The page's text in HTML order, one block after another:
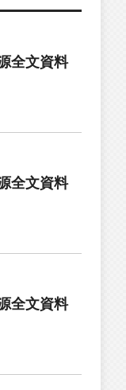
全文資料
全文資料
全文資料